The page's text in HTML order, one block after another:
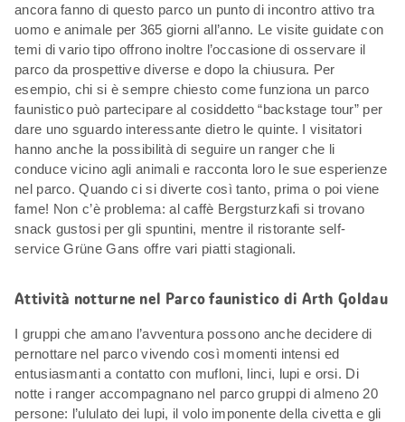
ancora fanno di questo parco un punto di incontro attivo tra
uomo e animale per 365 giorni all’anno. Le visite guidate con
temi di vario tipo offrono inoltre l’occasione di osservare il
parco da prospettive diverse e dopo la chiusura. Per
esempio, chi si è sempre chiesto come funziona un parco
faunistico può partecipare al cosiddetto “backstage tour” per
dare uno sguardo interessante dietro le quinte. I visitatori
hanno anche la possibilità di seguire un ranger che li
conduce vicino agli animali e racconta loro le sue esperienze
nel parco. Quando ci si diverte così tanto, prima o poi viene
fame! Non c’è problema: al caffè Bergsturzkafi si trovano
snack gustosi per gli spuntini, mentre il ristorante self-
service Grüne Gans offre vari piatti stagionali.
Attività notturne nel Parco faunistico di Arth Goldau
I gruppi che amano l’avventura possono anche decidere di
pernottare nel parco vivendo così momenti intensi ed
entusiasmanti a contatto con mufloni, linci, lupi e orsi. Di
notte i ranger accompagnano nel parco gruppi di almeno 20
persone: l’ululato dei lupi, il volo imponente della civetta e gli